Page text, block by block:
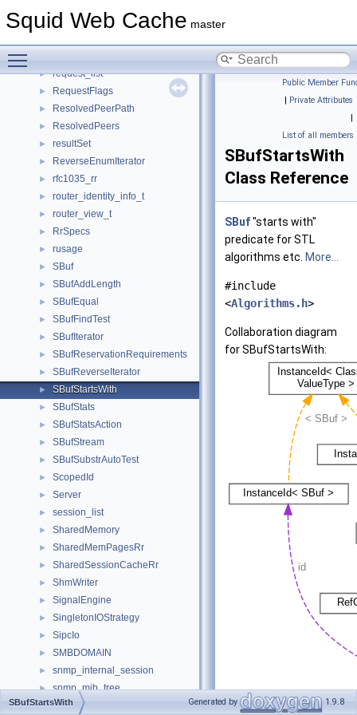
Squid Web Cache master
RemovalPolicyWalker
► request_list
► RequestFlags
► ResolvedPeerPath
► ResolvedPeers
► resultSet
► ReverseEnumIterator
► rfc1035_rr
► router_identity_info_t
► router_view_t
► RrSpecs
► rusage
► SBuf
► SBufAddLength
► SBufEqual
► SBufFindTest
► SBufIterator
► SBufReservationRequirements
► SBufReverseIterator
► SBufStartsWith
► SBufStats
► SBufStatsAction
► SBufStream
► SBufSubstrAutoTest
► ScopedId
► Server
► session_list
► SharedMemory
► SharedMemPagesRr
► SharedSessionCacheRr
► ShmWriter
► SignalEngine
► SingletonIOStrategy
► SipcIo
► SMBDOMAIN
► snmp_internal_session
► snmp_mib_tree
► snmp_pdu
Public Member
| Private Attributes
|
List of all members
SBufStartsWith
Class Reference
SBuf"starts with"
predicate for STL
algorithms etc. More...
#include
<Algorithms.h>
Collaboration diagram
for SBufStartsWith:
SBufStartsWith Generated by 1.9.8